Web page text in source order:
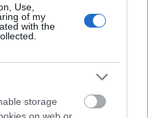
Use,
of my
with the
storage
on web or
tudták, hogy az